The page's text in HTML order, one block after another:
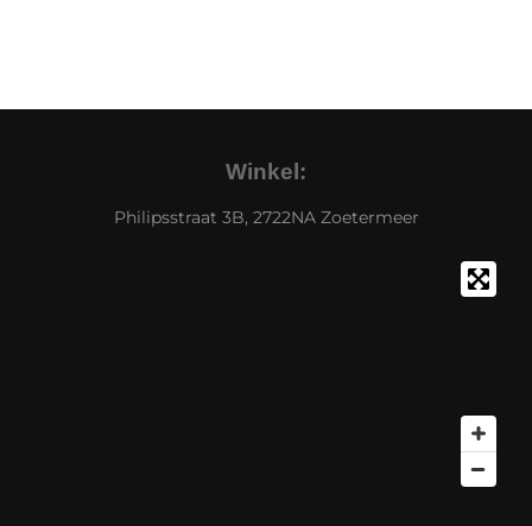
Winkel:
Philipsstraat 3B, 2722NA Zoetermeer